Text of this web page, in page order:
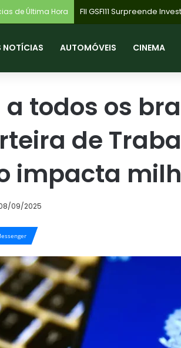
de Última Hora
NOTÍCIAS AUTOMÓVEIS CINEMA
todos os
de
impacta
09/2025